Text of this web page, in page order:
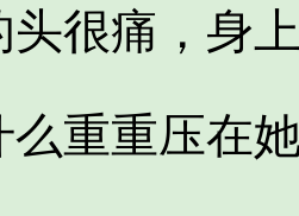
痛，身上
重压在她